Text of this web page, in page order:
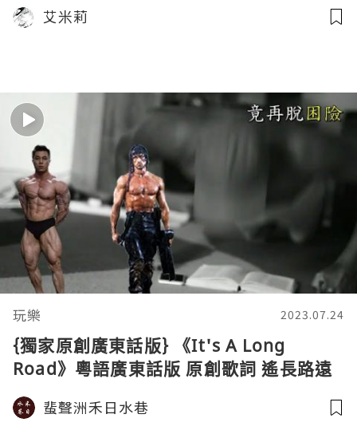
艾米莉
玩樂 2023.07.24
{獨家原創廣東話版} 《It's A Long
Road》粵語廣東話版 原創歌詞 遙長路遠
第一滴血主題曲
蜚聲洲禾日水巷